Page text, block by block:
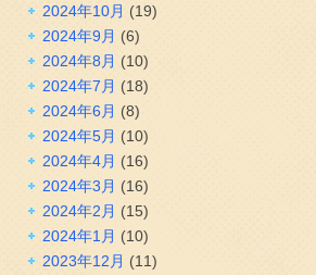
2024年10月 (19)
2024年9月 (6)
2024年8月 (10)
2024年7月 (18)
2024年6月 (8)
2024年5月 (10)
2024年4月 (16)
2024年3月 (16)
2024年2月 (15)
2024年1月 (10)
2023年12月 (11)